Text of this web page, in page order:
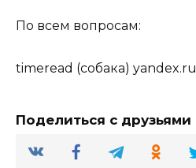
По всем вопросам:
timeread (собака) yandex.ru
Поделиться с друзьями